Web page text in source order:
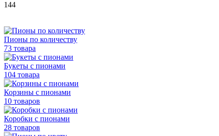
144
Пионы по количеству
73 товара
Букеты с пионами
104 товара
Корзины с пионами
10 товаров
Коробки с пионами
28 товаров